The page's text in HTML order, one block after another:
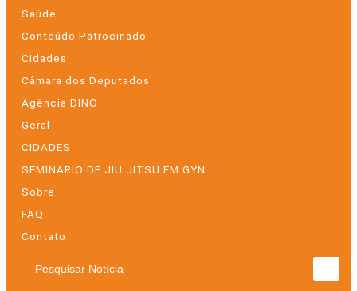
Saúde
Conteúdo Patrocinado
Cidades
Câmara dos Deputados
Agência DINO
Geral
CIDADES
SEMINARIO DE JIU JITSU EM GYN
Sobre
FAQ
Contato
Pesquisar Notícia